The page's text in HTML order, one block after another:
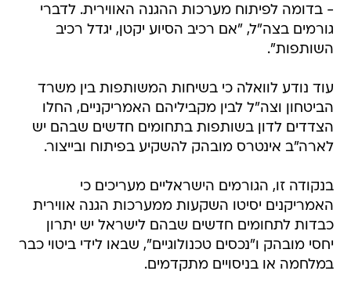
- בדומה לפיתוח מערכות ההגנה האווירית. לדברי
גורמים בצה"ל, "אם רכיב הסיוע יקטן, יגדל רכיב
השותפות".
עוד נודע לוואלה כי בשיחות המשותפות בין משרד
הביטחון וצה"ל לבין מקביליהם האמריקניים, החלו
הצדדים לדון בשותפות בתחומים חדשים שבהם יש
לארה"ב אינטרס מובהק להשקיע בפיתוח ובייצור.
בנקודה זו, הגורמים הישראליים מעריכים כי
האמריקנים יסיטו השקעות ממערכות הגנה אווירית
כבדות לתחומים חדשים שבהם לישראל יש יתרון
יחסי מובהק ו"נכסים טכנולוגיים", שבאו לידי ביטוי כבר
במלחמה או בניסויים מתקדמים.